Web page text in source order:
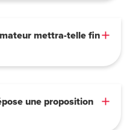
mettra-telle fin
une proposition